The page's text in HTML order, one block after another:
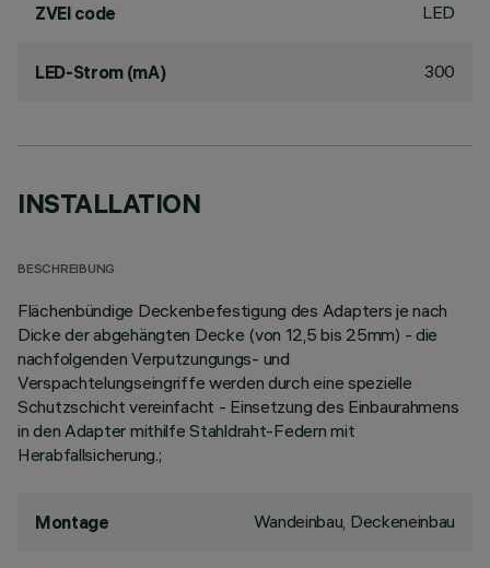
ZVEI code LED
LED-Strom (mA) 300
INSTALLATION
BESCHREIBUNG
Flächenbündige Deckenbefestigung des Adapters je nach
Dicke der abgehängten Decke (von 12,5 bis 25mm) - die
nachfolgenden Verputzungungs- und
Verspachtelungseingriffe werden durch eine spezielle
Schutzschicht vereinfacht - Einsetzung des Einbaurahmens
in den Adapter mithilfe Stahldraht-Federn mit
Herabfallsicherung.;
Montage Wandeinbau, Deckeneinbau